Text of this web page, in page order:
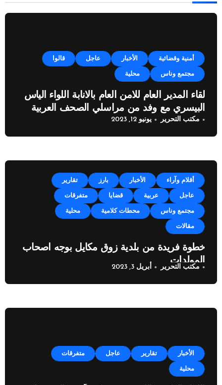
أمنية وقضائية الأخبار عاجل قالوا
مجتمع وناس محلية
لقاء المدير العام للامن العام بالانابة اللواء الياس
البيسري مع وفد من مراسلي الصحف العربية
مكتب التحرير يونيو 12, 2023
أقلام وآراء الأخبار بارز تقارير
عاجل عربية قضايا متفرقات
مجتمع وناس محطات كلامية محلية
مقالات
خطوة فريدة من بلدية زوق مكايل بوجه اصحاب
المولدات
مكتب التحرير أبريل 3, 2023
الأخبار تقارير عاجل متفرقات
محلية